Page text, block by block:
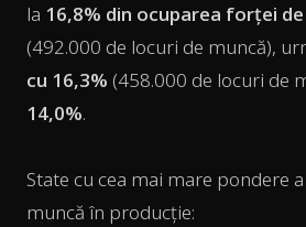
la 16,8% din ocuparea forței
(492.000 de locuri de muncă),
cu 16,3% (458.000 de locuri de
14,0%.
State cu cea mai mare pondere
muncă în producție: